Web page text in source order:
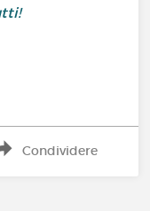
Condividere